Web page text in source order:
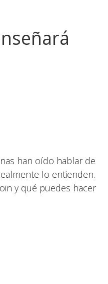
han oído hablar de
lo entienden.
y qué puedes hacer